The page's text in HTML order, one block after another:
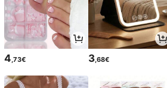
4,73€ 3,68€